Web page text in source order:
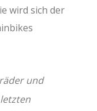
wird sich der
und